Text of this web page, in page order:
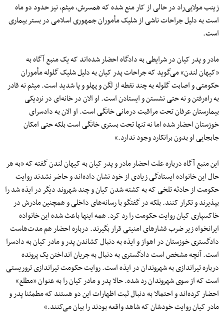
زینب مولایی‌راد در حالی از کار منع شده که همسرش، میثم، نیز حدود دو ماه
است به دلیل جراحات ناشی از شلیک مأموران جمهوری اسلامی در بستر بیماری
است.
مادر و پدر کیان در شرایطی به دادگاه احضار شده‌اند که یک منبع آگاه به
«کیهان لندن» می‌گوید که جراحات پدر کیان به دلیل شلیک گلوله مأموران
حکومتی و اصابت گلوله به چند نقطه از لگن و پهلو و پا شدید است. میثم نه قادر
به راه‌رفتن و نه حتی نشستن و ایستادن است. او الان در خانه‌ای در نزدیکی
بیمارستان عرفان تحت مراقبت درمانی خانگی است. او الان به دادسرای
خوزستان احضار شده اما نه تنها تحت بستری خانگی است بلکه حتی امکان
جابجایی او بدون برانکارد وجود ندارد.»
این منبع آگاه درباره علت احضار مادر و پدر کیان به کیهان لندن گفته که «به هر
حال این خانواده ایستادگی زیادی از خود نشان داده‌اند و حاضر نشدند روایت
حکومت از حادثه تلخی که به کشته شدن کیان و چند شهروند دیگر در ایذه شد را
بپذیرند و تکرار کنند. بلکه در گفتگو با رسانه‌های داخلی و همچنین مادرش در
خاکسپاری کیان روایت حکومت را رد کرد. همه اینها باعث شده این خانواده
ایرانخواه زیر ضرب فشارهای امنیتی قرار بگیرند. درباره احضار هم مدت‌هاست
دادگستری خوزستان در اهواز و ایذه به دنبال کشاندن پدر و مادر کیان به دادسرا
است. آنچه مشخص است دادگستری به دنبال به جریان انداختن یک پرونده
درباره تیراندازی به شهروندان در ایذه است. روایت حکومت تیراندازی تروریستی
است که از سوی شهروندان رد شده. حالا پدر و مادر کیان را به عنوان «مطلع»
احضار کرده‌اند و احتمالا به دنبال ثبت اظهارات این دو هستند که مطمئنا پدر و
مادر کیان روایت خودشان که شاهد واقعه بودند را بیان می‌کنند.»